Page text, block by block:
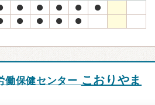
働保健センター こおりやま